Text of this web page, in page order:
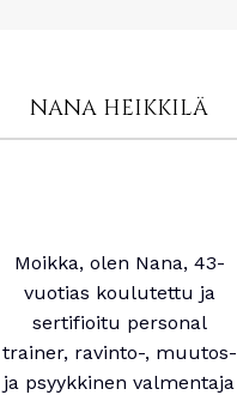
NANA HEIKKILÄ
Moikka, olen Nana, 43-
vuotias koulutettu ja
sertifioitu personal
trainer, ravinto-, muutos-
ja psyykkinen valmentaja